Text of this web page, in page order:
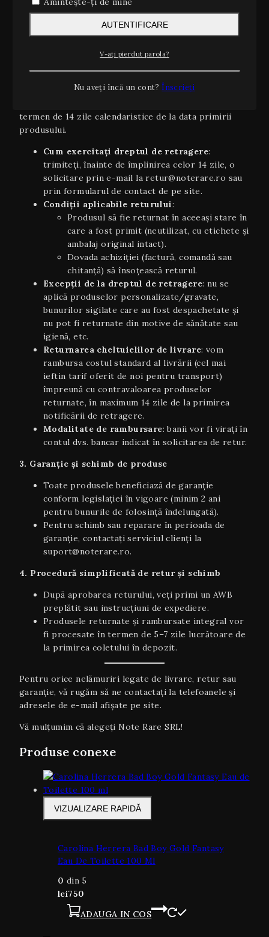
Estimări orientative
orientativi şi pot varia în funcție de stoc,
disponibilitatea curierului sau condiții
privind drepturile consumatorilor, aveți dreptul să vă
termen de 14 zile calendaristice de la data primirii
produsului.
Cum exercitați dreptul de retragere:
trimiteți, înainte de împlinirea celor 14 zile, o
solicitare prin e-mail la retur@noterare.ro sau
prin formularul de contact de pe site.
Condiţii aplicabile returului:
Produsul să fie returnat în aceeaşi stare în
care a fost primit (neutilizat, cu etichete și
ambalaj original intact).
Dovada achiziției (factură, comandă sau
chitanță) să însoțească returul.
Excepții de la dreptul de retragere: nu se
aplică produselor personalizate/gravate,
bunurilor sigilate care au fost despachetate și
nu pot fi returnate din motive de sănătate sau
igienă, etc.
Returnarea cheltuielilor de livrare: vom
rambursa costul standard al livrării (cel mai
ieftin tarif oferit de noi pentru transport)
împreună cu contravaloarea produselor
returnate, în maximum 14 zile de la primirea
notificării de retragere.
Modalitate de rambursare: banii vor fi virați în
contul dvs. bancar indicat în solicitarea de retur.
3. Garanție și schimb de produse
Toate produsele beneficiază de garanție
conform legislației în vigoare (minim 2 ani
pentru bunurile de folosință îndelungată).
Pentru schimb sau reparare în perioada de
garanție, contactați serviciul clienți la
suport@noterare.ro.
4. Procedură simplificată de retur și schimb
După aprobarea returului, veți primi un AWB
preplătit sau instrucțiuni de expediere.
Produsele returnate și rambursate integral vor
fi procesate în termen de 5–7 zile lucrătoare de
la primirea coletului în depozit.
Pentru orice nelămuriri legate de livrare, retur sau
garanţie, vă rugăm să ne contactați la telefoanele și
adresele de e-mail afișate pe site.
Vă mulțumim că alegeți Note Rare SRL!
Produse conexe
VIZUALIZARE RAPIDĂ
Carolina Herrera Bad Boy Gold Fantasy
Eau De Toilette 100 Ml
0 din 5
lei750
ADAUGA IN COS
AUTENTIFICARE
V-ați pierdut parola?
Nu aveți încă un cont? Înscrieți